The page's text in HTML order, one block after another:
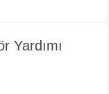
Yardımı